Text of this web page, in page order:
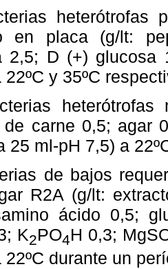
heterótrofas
en placa (g/lt:
2,5; D (+) glucosa
22ºC y 35ºC
heterótrofas
de carne 0,5; agar
25 ml-pH 7,5) a
de bajos
R2A (g/lt:
ácido 0,5;
K2PO4H 0,3;
22ºC durante un